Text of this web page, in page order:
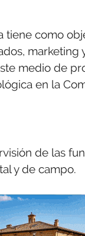
tiene como
marketing
medio de
en la
de las
y de campo.